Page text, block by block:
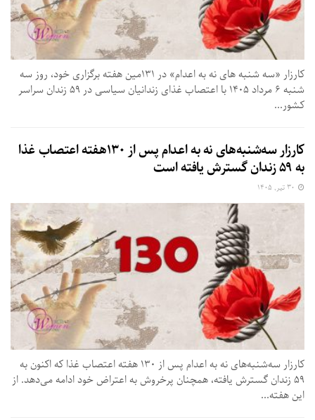
کارزار «سه شنبه های نه به اعدام» در ۱۳۱مین هفته برگزاری خود، روز سه
شنبه ۶ مرداد ۱۴۰۵ با اعتصاب غذای زندانیان سیاسی در ۵۹ زندان سراسر
کشور...
کارزار سه‌شنبه‌های نه به اعدام پس از ۱۳۰هفته اعتصاب غذا
به ۵۹ زندان گسترش یافته است
کارزار سه‌شنبه‌های نه به اعدام پس از ۱۳۰ هفته اعتصاب غذا که اکنون به
۵۹ زندان گسترش یافته، همچنان پرخروش به اعتراض خود ادامه می‌دهد. از
این هفته...